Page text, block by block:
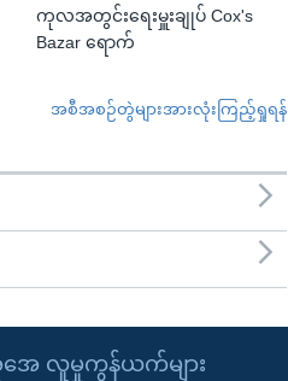
ကုလအတွင်းရေးမှူးချုပ် Cox's
Bazar ရောက်
အစီအစဉ်တွဲများအားလုံးကြည့်ရှုရန်
ေ လူမှုကွန်ယက်များ